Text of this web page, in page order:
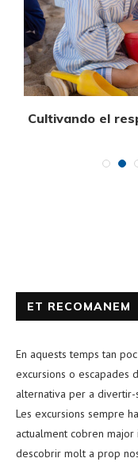
Cultivando el
ET RECOMANEM
En aquests temps tan
excursions o escapades
alternativa per a divertir-
Les excursions sempre
actualment cobren
descobrir molt a prop